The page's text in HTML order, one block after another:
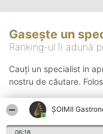
ȘOIMII
06:18
Gasește un
Ranking-ul îi adună
Cauți un specialist in
nostru de căutare.